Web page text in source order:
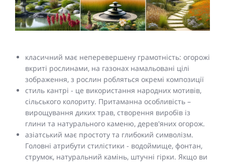
класичний має неперевершену грамотність: огорожі
вкриті рослинами, на газонах намальовані цілі
зображення, з рослин робляться окремі композиції
стиль кантрі - це використання народних мотивів,
сільського колориту. Притаманна особливість –
вирощування диких трав, створення виробів із
глини та натурального каменю, дерев'яних огорож.
азіатський має простоту та глибокий символізм.
Головні атрибути стилістики - водоймище, фонтан,
струмок, натуральний камінь, штучні гірки. Якщо ви